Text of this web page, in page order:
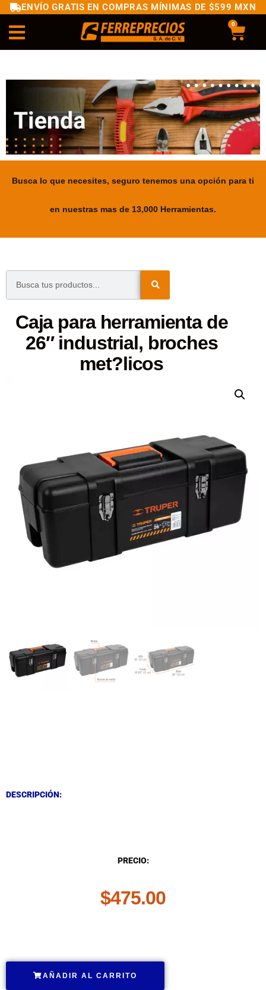
ENVÍO GRATIS EN COMPRAS MÍNIMAS DE $599 MXN
0
Busca lo que necesites, seguro tenemos una opción para ti
en nuestras mas de 13,000 Herramientas.
Caja para herramienta de
26″ industrial, broches
met?licos
DESCRIPCIÓN:
PRECIO:
$475.00
AÑADIR AL CARRITO